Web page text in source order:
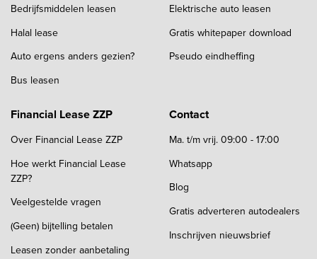
Bedrijfsmiddelen leasen
Halal lease
Auto ergens anders gezien?
Bus leasen
Elektrische auto leasen
Gratis whitepaper download
Pseudo eindheffing
Financial Lease ZZP
Over Financial Lease ZZP
Hoe werkt Financial Lease
ZZP?
Veelgestelde vragen
(Geen) bijtelling betalen
Leasen zonder aanbetaling
Contact
Ma. t/m vrij. 09:00 - 17:00
Whatsapp
Blog
Gratis adverteren autodealers
Inschrijven nieuwsbrief